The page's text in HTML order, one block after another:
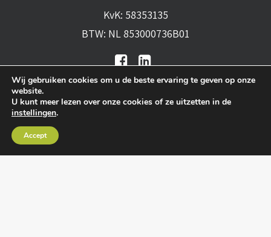
KvK: 58353135
BTW: NL 853000736B01
leveringsvoorwaarden
Wij gebruiken cookies om u de beste ervaring te geven op onze
website.
U kunt meer lezen over onze cookies of ze uitzetten in de
instellingen.
Accept